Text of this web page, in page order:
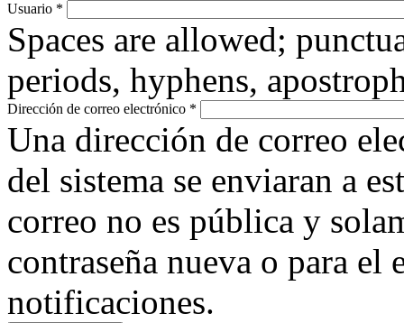
Usuario *
Spaces are allowed;
periods, hyphens,
Dirección de correo electrónico *
Una dirección de correo
del sistema se enviaran a
correo no es pública y
contraseña nueva o para
notificaciones.